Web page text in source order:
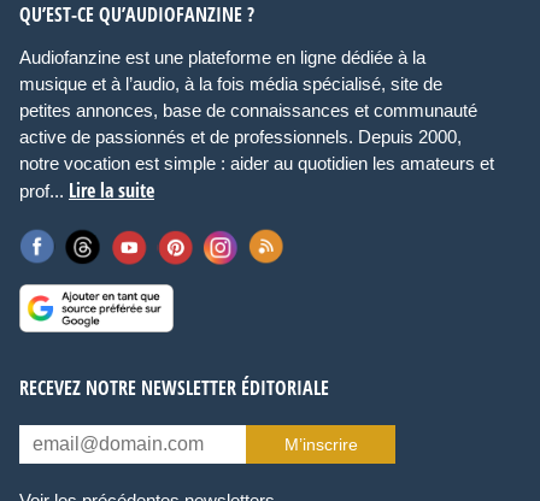
QU’EST-CE QU’AUDIOFANZINE ?
Audiofanzine est une plateforme en ligne dédiée à la
musique et à l’audio, à la fois média spécialisé, site de
petites annonces, base de connaissances et communauté
active de passionnés et de professionnels. Depuis 2000,
notre vocation est simple : aider au quotidien les amateurs et
prof... Lire la suite
RECEVEZ NOTRE NEWSLETTER ÉDITORIALE
M’inscrire